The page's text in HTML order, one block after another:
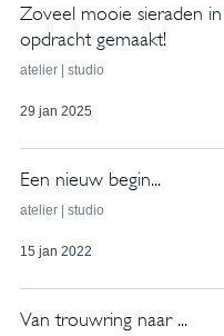
Zoveel mooie sieraden in
opdracht gemaakt!
atelier | studio
29 jan 2025
Een nieuw begin...
atelier | studio
15 jan 2022
Van trouwring naar ...